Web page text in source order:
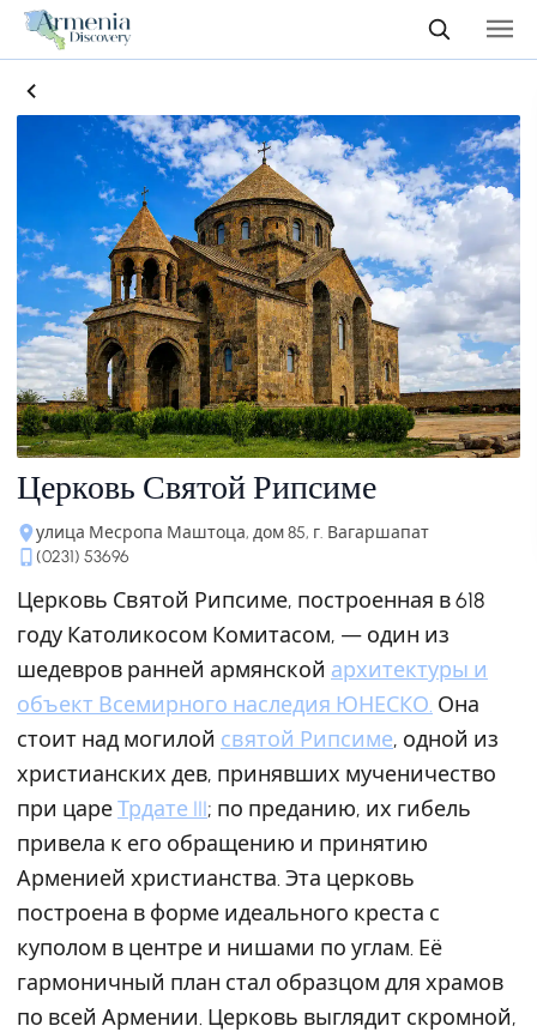
Церковь Святой Рипсиме
улица Месропа Маштоца, дом 85, г. Вагаршапат
(0231) 53696
Церковь Святой Рипсиме, построенная в 618
году Католикосом Комитасом, — один из
шедевров ранней армянской архитектуры и
объект Всемирного наследия ЮНЕСКО. Она
стоит над могилой святой Рипсиме, одной из
христианских дев, принявших мученичество
при цареТрдате III; по преданию, их гибель
привела к его обращению и принятию
Арменией христианства. Эта церковь
построена в форме идеального креста с
куполом в центре и нишами по углам. Её
гармоничный план стал образцом для храмов
по всей Армении. Церковь выглядит скромной,